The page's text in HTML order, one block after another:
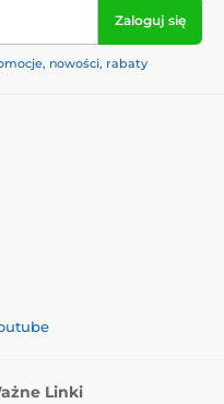
Zaloguj się
nowości, rabaty
Linki